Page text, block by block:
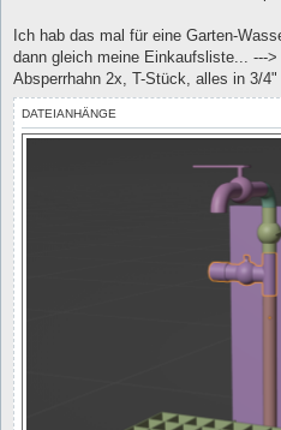
Ich hab das mal für eine Garten-
dann gleich meine Einkaufsliste... --->
Absperrhahn 2x, T-Stück, alles in 3/4"
DATEIANHÄNGE